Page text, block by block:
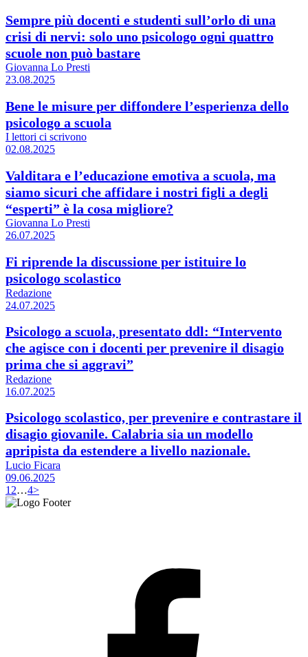
Sempre più docenti e studenti sull’orlo di una
crisi di nervi: solo uno psicologo ogni quattro
scuole non può bastare
Giovanna Lo Presti
23.08.2025
Bene le misure per diffondere l’esperienza dello
psicologo a scuola
I lettori ci scrivono
02.08.2025
Valditara e l’educazione emotiva a scuola, ma
siamo sicuri che affidare i nostri figli a degli
“esperti” è la cosa migliore?
Giovanna Lo Presti
26.07.2025
Fi riprende la discussione per istituire lo
psicologo scolastico
Redazione
24.07.2025
Psicologo a scuola, presentato ddl: “Intervento
che agisce con i docenti per prevenire il disagio
prima che si aggravi”
Redazione
16.07.2025
Psicologo scolastico, per prevenire e contrastare il
disagio giovanile. Calabria sia un modello
apripista da estendere a livello nazionale.
Lucio Ficara
09.06.2025
1 2…4>